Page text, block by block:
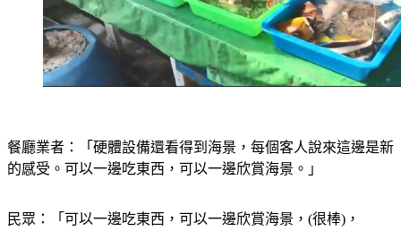
餐廳業者：「硬體設備還看得到海景，每個客人說來這邊是新
的感受。可以一邊吃東西，可以一邊欣賞海景。」
民眾：「可以一邊吃東西，可以一邊欣賞海景，(很棒)，